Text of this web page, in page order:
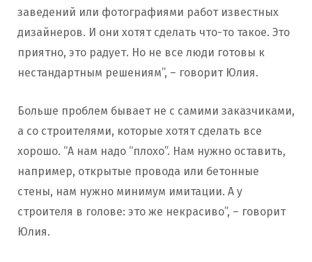
заведений или фотографиями работ известных
дизайнеров. И они хотят сделать что-то такое. Это
приятно, это радует. Но не все люди готовы к
нестандартным решениям”, – говорит Юлия.
Больше проблем бывает не с самими заказчиками,
а со строителями, которые хотят сделать все
хорошо. “А нам надо “плохо”. Нам нужно оставить,
например, открытые провода или бетонные
стены, нам нужно минимум имитации. А у
строителя в голове: это же некрасиво”, – говорит
Юлия.